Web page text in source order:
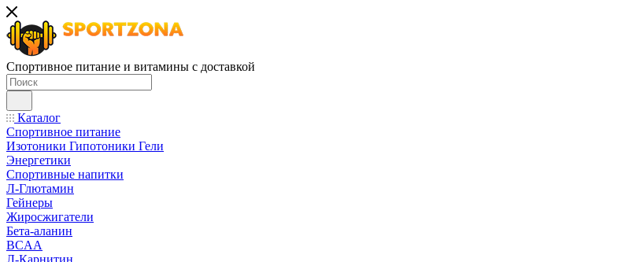
Спортивное питание и витамины с доставкой
Каталог
Спортивное питание
Изотоники Гипотоники Гели
Энергетики
Спортивные напитки
Л-Глютамин
Гейнеры
Жиросжигатели
Бета-аланин
BCAA
Л-Карнитин